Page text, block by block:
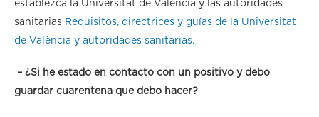
establezca la Universitat de València y las autoridades
sanitarias Requisitos, directrices y guías de la Universitat
de València y autoridades sanitarias.
– ¿Si he estado en contacto con un positivo y debo
guardar cuarentena que debo hacer?